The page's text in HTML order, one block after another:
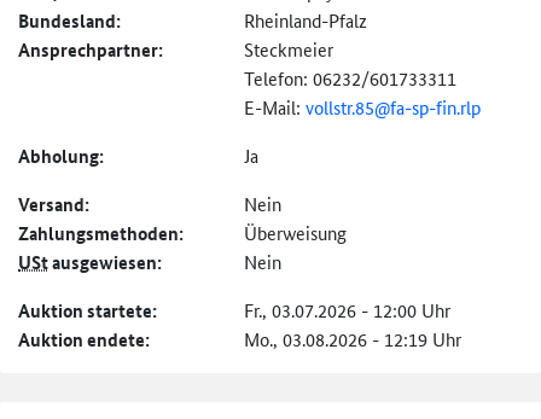
Bundesland: Rheinland-Pfalz
Ansprechpartner:
Steckmeier
Telefon: 06232/601733311
E-Mail: vollstr.85@fa-sp-fin.rlp
Abholung: Ja
Versand: Nein
Zahlungs­methoden: Überweisung
UStausgewiesen: Nein
Auktion startete: Fr., 03.07.2026 - 12:00 Uhr
Auktion endete: Mo., 03.08.2026 - 12:19 Uhr